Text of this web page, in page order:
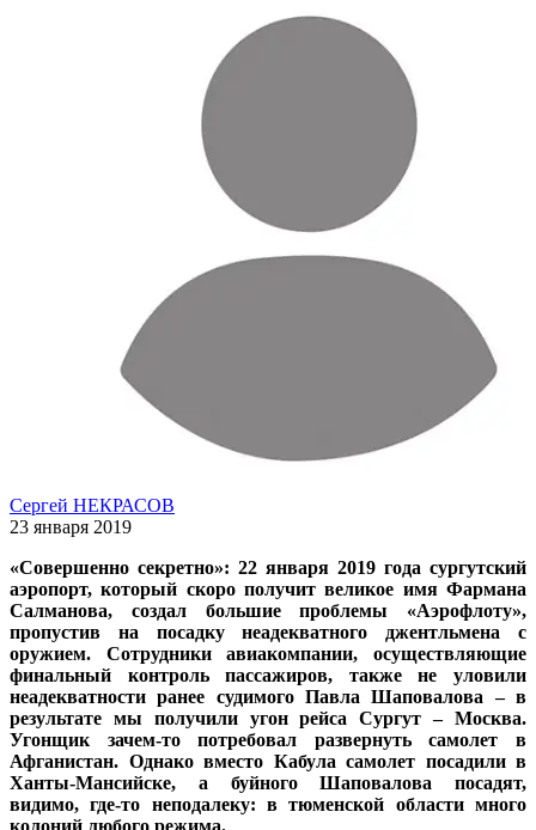
Сергей НЕКРАСОВ
23 января 2019
«Совершенно секретно»: 22 января 2019 года сургутский
аэропорт, который скоро получит великое имя Фармана
Салманова, создал большие проблемы «Аэрофлоту»,
пропустив на посадку неадекватного джентльмена с
оружием. Сотрудники авиакомпании, осуществляющие
финальный контроль пассажиров, также не уловили
неадекватности ранее судимого Павла Шаповалова – в
результате мы получили угон рейса Сургут – Москва.
Угонщик зачем-то потребовал развернуть самолет в
Афганистан. Однако вместо Кабула самолет посадили в
Ханты-Мансийске, а буйного Шаповалова посадят,
видимо, где-то неподалеку: в тюменской области много
колоний любого режима.